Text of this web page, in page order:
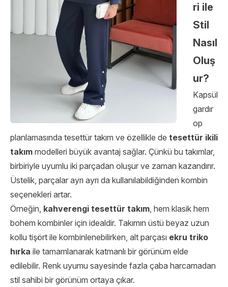
ri ile
Stil
Nasıl
Oluş
ur?
Kapsül
gardır
op
planlamasında tesettür takım ve özellikle de tesettür ikili
takım modelleri büyük avantaj sağlar. Çünkü bu takımlar,
birbiriyle uyumlu iki parçadan oluşur ve zaman kazandırır.
Üstelik, parçalar ayrı ayrı da kullanılabildiğinden kombin
seçenekleri artar.
Örneğin, kahverengi tesettür takım, hem klasik hem
bohem kombinler için idealdir. Takımın üstü beyaz uzun
kollu tişört ile kombinlenebilirken, alt parçası ekru triko
hırka ile tamamlanarak katmanlı bir görünüm elde
edilebilir. Renk uyumu sayesinde fazla çaba harcamadan
stil sahibi bir görünüm ortaya çıkar.